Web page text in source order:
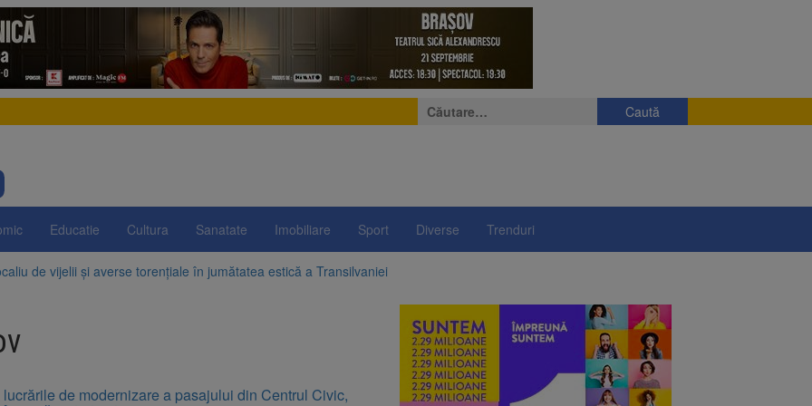
Caută
după:
Educatie Cultura Sanatate Imobiliare Sport Diverse Trenduri
de vijelii și averse torențiale în jumătatea estică a Transilvaniei
Victoria, reținut după ce și-ar fi agresat soția de două ori în câteva zile
i-au condus pe polițiști la cioate. Bărbat prins în pădure la Ormeniș
platforma suspeND.ro pentru urmărirea inițiativei de suspendare a președintelui Nicușor
de modernizare a pasajului din Centrul Civic,